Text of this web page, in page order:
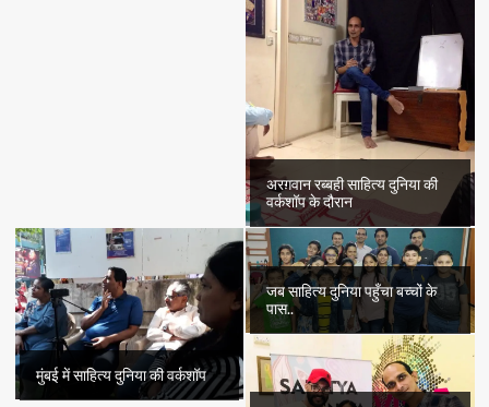
अरग़वान रब्बही साहित्य दुनिया की
वर्कशॉप के दौरान
मुंबई में साहित्य दुनिया की वर्कशॉप
जब साहित्य दुनिया पहुँचा बच्चों के
पास..